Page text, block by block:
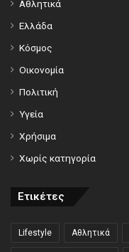
Αθλητικά
Ελλάδα
Κόσμος
Οικονομία
Πολιτική
Υγεία
Χρήσιμα
Χωρίς κατηγορία
Ετικέτες
Lifestyle Αθλητικά